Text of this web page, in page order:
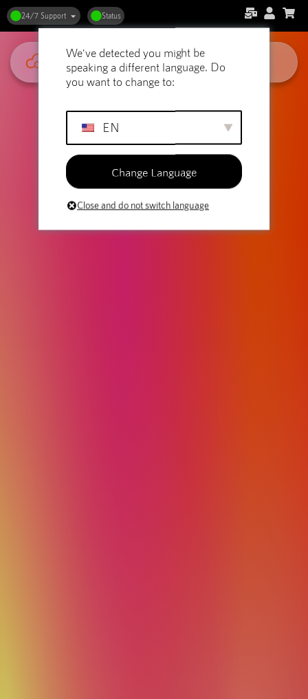
24/7 Support Status
Webhosting en Startups: Bouw
We've detected you might be
speaking a different language. Do
you want to change to:
EN
Change Language
Close and do not switch language